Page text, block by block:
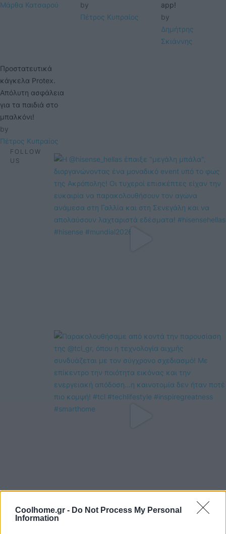
Coolhome.gr - Do Not Process My Personal
Information
Μάρθα Κατσαρού
by
Πέτρος Κυπραίος
app!
by
Δημήτρης
Σκιάννης
Προστατευτικά
κάγκελα Protex.
Απόλυτη ασφάλεια
για τα παιδιά στο
μπαλκόνι!
by
Πέτρος Κυπραίος
FOLLOW
US